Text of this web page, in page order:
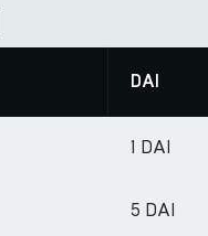
DAI
1 DAI
5 DAI